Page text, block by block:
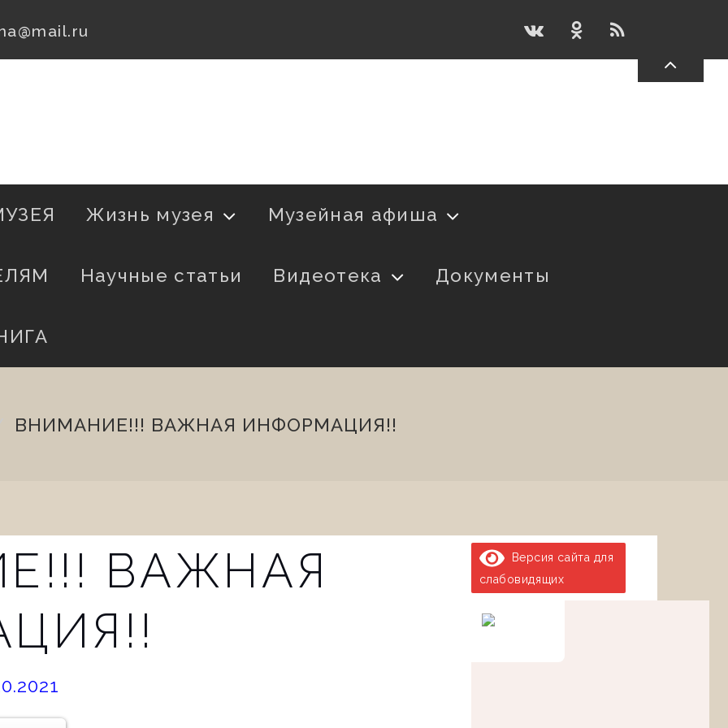
Жизнь музея Музейная афиша
Научные статьи Видеотека Документы
ВНИМАНИЕ!!! ВАЖНАЯ ИНФОРМАЦИЯ!!
ВАЖНАЯ
Версия сайта для
слабовидящих